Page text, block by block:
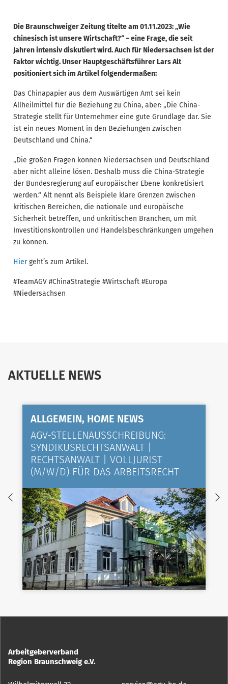
Die Braunschweiger Zeitung titelte am 01.11.2023: „Wie
chinesisch ist unsere Wirtschaft?“ – eine Frage, die seit
Jahren intensiv diskutiert wird. Auch für Niedersachsen ist der
Faktor wichtig. Unser Hauptgeschäftsführer Lars Alt
positioniert sich im Artikel folgendermaßen:
Das Chinapapier aus dem Auswärtigen Amt sei kein
Allheilmittel für die Beziehung zu China, aber: „Die China-
Strategie stellt für Unternehmer eine gute Grundlage dar. Sie
ist ein neues Moment in den Beziehungen zwischen
Deutschland und China.“
„Die großen Fragen können Niedersachsen und Deutschland
aber nicht alleine lösen. Deshalb muss die China-Strategie
der Bundesregierung auf europäischer Ebene konkretisiert
werden.“ Alt nennt als Beispiele klare Grenzen zwischen
kritischen Bereichen, die nationale und europäische
Sicherheit betreffen, und unkritischen Branchen, um mit
Investitionskontrollen und Handelsbeschränkungen umgehen
zu können.
Hiergeht’s zum Artikel.
#TeamAGV #ChinaStrategie #Wirtschaft #Europa
#Niedersachsen
AKTUELLE NEWS
ALLGEMEIN, HOME NEWS
AGV-STELLENAUSSCHREIBUNG:
SYNDIKUSRECHTSANWALT |
RECHTSANWALT | VOLLJURIST
(M/W/D) FÜR DAS ARBEITSRECHT
Arbeitgeberverband
Region Braunschweig e.V.